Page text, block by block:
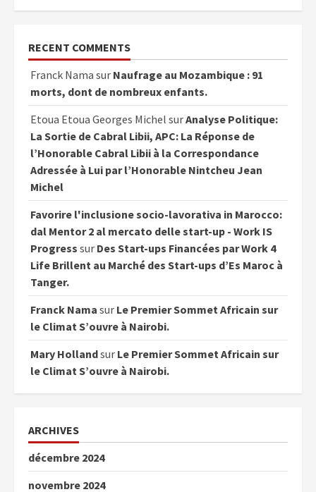
RECENT COMMENTS
Franck Nama sur Naufrage au Mozambique : 91
morts, dont de nombreux enfants.
Etoua Etoua Georges Michel surAnalyse Politique:
La Sortie de Cabral Libii, APC: La Réponse de
l’Honorable Cabral Libii à la Correspondance
Adressée à Lui par l’Honorable Nintcheu Jean
Michel
Favorire l'inclusione socio-lavorativa in Marocco:
dal Mentor 2 al mercato delle start-up - Work IS
Progress sur Des Start-ups Financées par Work 4
Life Brillent au Marché des Start-ups d’Es Maroc à
Tanger.
Franck Nama sur Le Premier Sommet Africain sur
le Climat S’ouvre à Nairobi.
Mary Hollandsur Le Premier Sommet Africain sur
le Climat S’ouvre à Nairobi.
ARCHIVES
décembre 2024
novembre 2024